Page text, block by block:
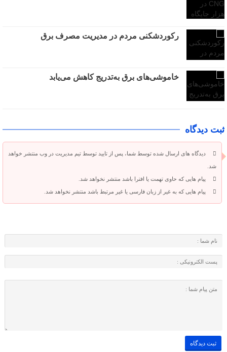
رکوردشکنی مردم در مدیریت مصرف برق
خاموشی‌های برق به‌تدریج کاهش می‌یابد
ثبت دیدگاه
دیدگاه های ارسال شده توسط شما، پس از تایید توسط تیم مدیریت در وب منتشر خواهد
شد.
پیام هایی که حاوی تهمت یا افترا باشد منتشر نخواهد شد.
پیام هایی که به غیر از زبان فارسی یا غیر مرتبط باشد منتشر نخواهد شد.